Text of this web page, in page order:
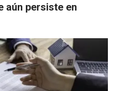
aún persiste en